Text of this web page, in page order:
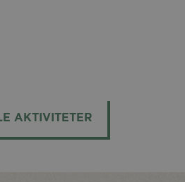
AKTIVITETER